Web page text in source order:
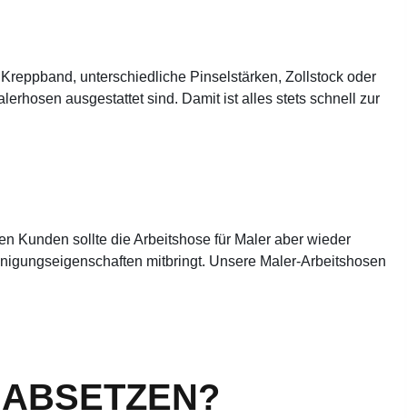
unterschiedliche Pinselstärken, Zollstock oder
ausgestattet sind. Damit ist alles stets schnell zur
Kunden sollte die Arbeitshose für Maler aber wieder
mitbringt. Unsere Maler-Arbeitshosen